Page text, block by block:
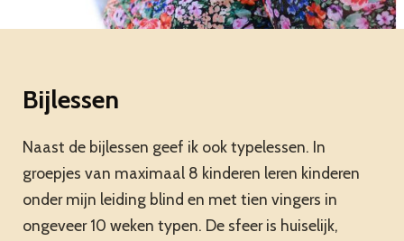
Bijlessen
Naast de bijlessen geef ik ook typelessen. In
groepjes van maximaal 8 kinderen leren kinderen
onder mijn leiding blind en met tien vingers in
ongeveer 10 weken typen. De sfeer is huiselijk,